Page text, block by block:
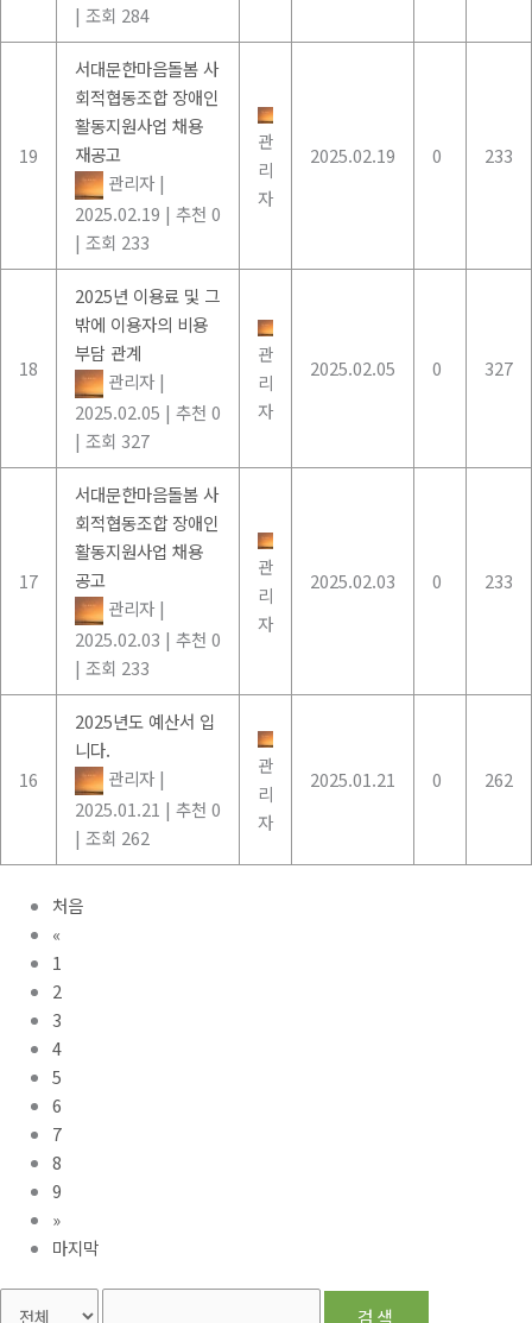
| 조회 284
19
서대문한마음돌봄 사
회적협동조합 장애인
활동지원사업 채용
재공고
관리자 |
2025.02.19 | 추천 0
| 조회 233
관
리
자
2025.02.19 0 233
18
2025년 이용료 및 그
밖에 이용자의 비용
부담 관계
관리자 |
2025.02.05 | 추천 0
| 조회 327
관
리
자
2025.02.05 0 327
17
서대문한마음돌봄 사
회적협동조합 장애인
활동지원사업 채용
공고
관리자 |
2025.02.03 | 추천 0
| 조회 233
관
리
자
2025.02.03 0 233
16
2025년도 예산서 입
니다.
관리자 |
2025.01.21 | 추천 0
| 조회 262
관
리
자
2025.01.21 0 262
처음
«
1
2
3
4
5
6
7
8
9
»
마지막
검색